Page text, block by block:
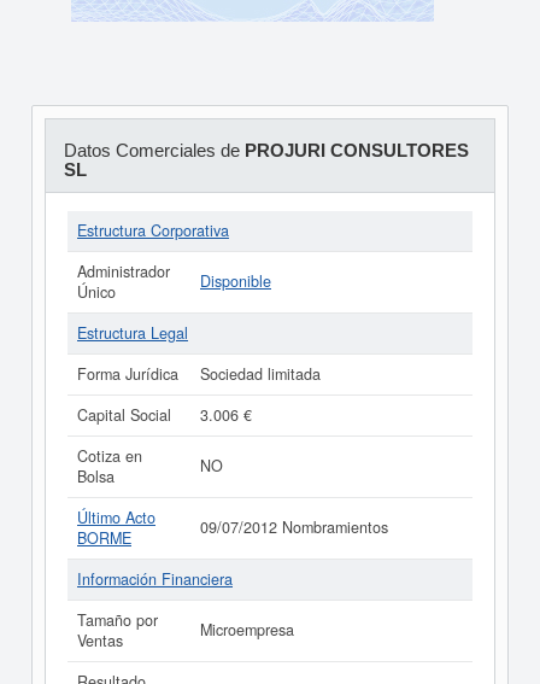
Datos Comerciales de PROJURI CONSULTORES
SL
Estructura Corporativa
Administrador
Único
Disponible
Estructura Legal
Forma Jurídica
Sociedad limitada
Capital Social
3.006 €
Cotiza en
Bolsa
NO
Último Acto
BORME
09/07/2012 Nombramientos
Información Financiera
Tamaño por
Ventas
Microempresa